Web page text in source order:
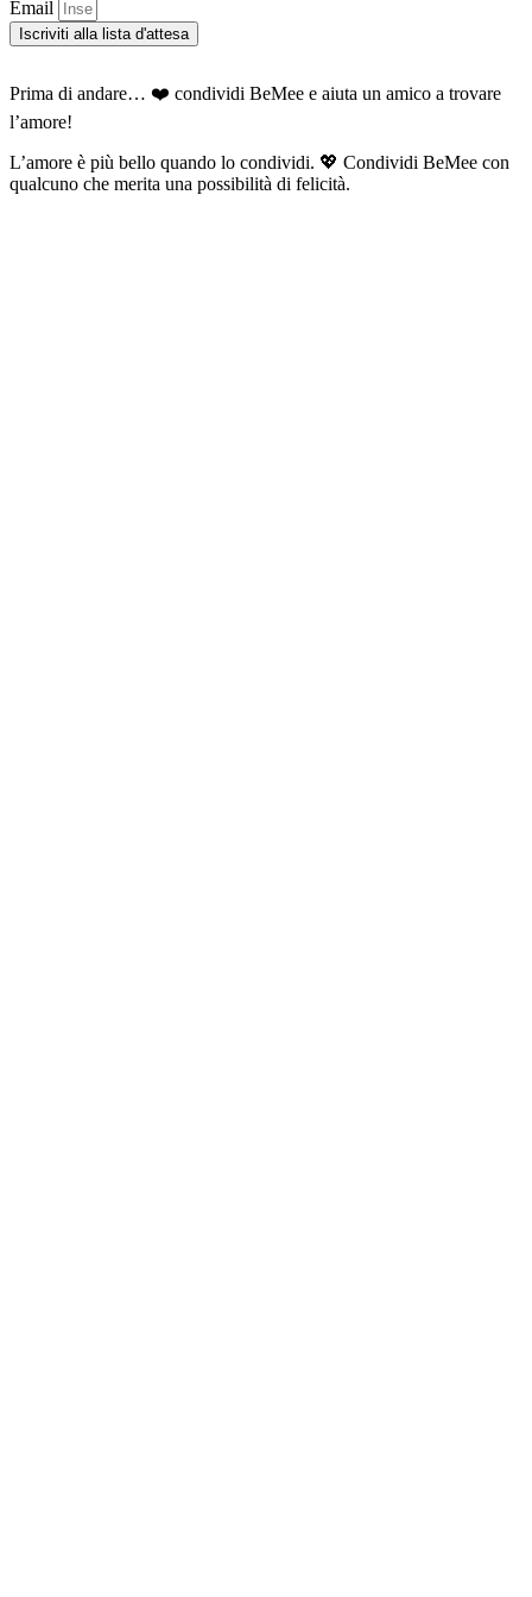
Email
Iscriviti alla lista d'attesa
Prima di andare… ❤️ condividi BeMee e aiuta un amico a trovare
l’amore!
L’amore è più bello quando lo condividi. 💖 Condividi BeMee con
qualcuno che merita una possibilità di felicità.